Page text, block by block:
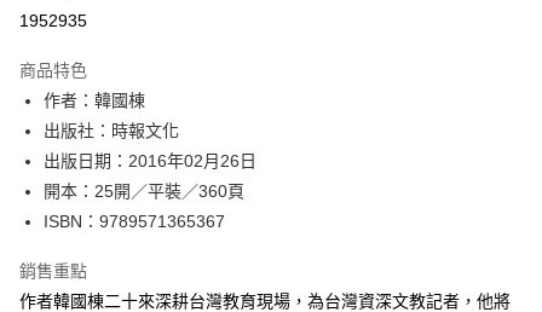
ATM付款
運送方式
付款後全家取貨
每筆NT$60，滿NT$499(含以上)免運費
付款後7-11取貨
每筆NT$60，滿NT$499(含以上)免運費
宅配
每筆NT$100，滿NT$499(含以上)免運費
1952935
商品特色
作者：韓國棟
出版社：時報文化
出版日期：2016年02月26日
開本：25開／平裝／360頁
ISBN：9789571365367
銷售重點
作者韓國棟二十來深耕台灣教育現場，為台灣資深文教記者，他將